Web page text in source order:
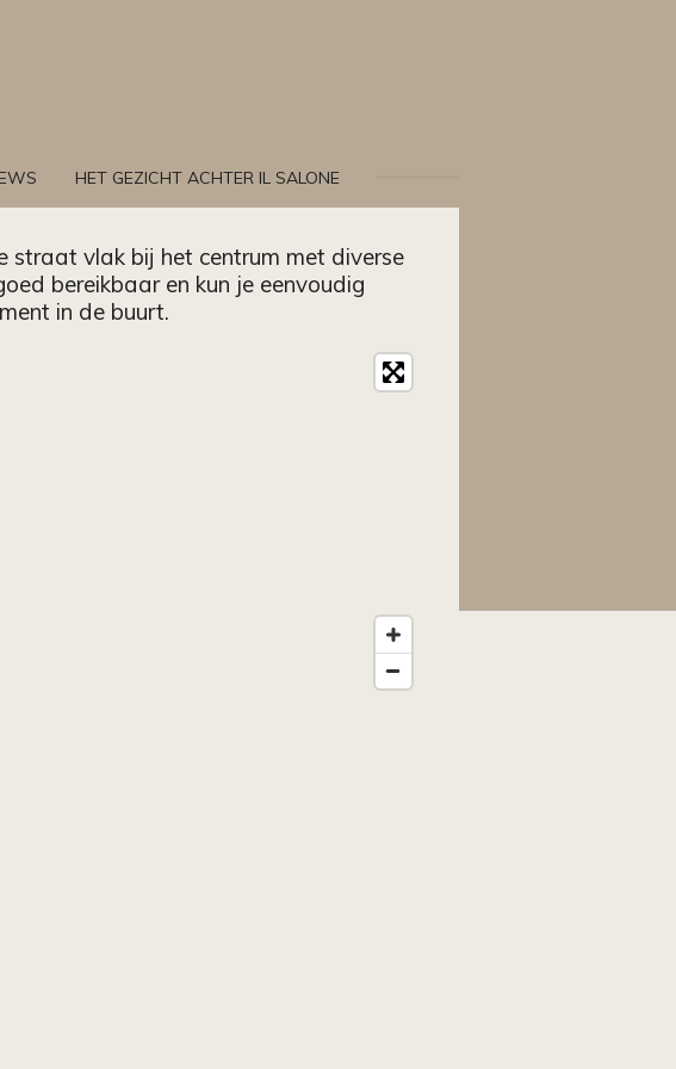
HET GEZICHT ACHTER IL SALONE
straat vlak bij het centrum met diverse
bereikbaar en kun je eenvoudig
in de buurt.